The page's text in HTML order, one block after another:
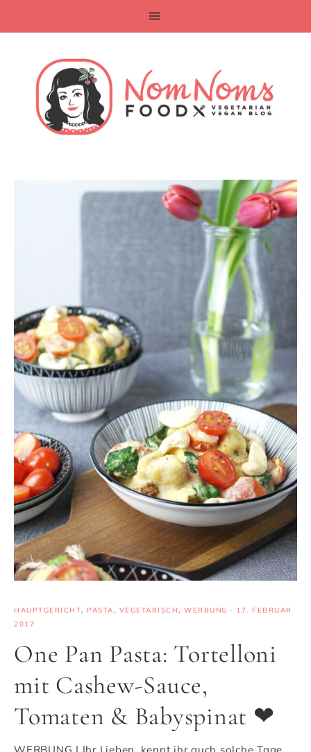
HAUPTGERICHT, PASTA, VEGETARISCH, WERBUNG · 17. FEBRUAR
2017
One Pan Pasta: Tortelloni
mit Cashew-Sauce,
Tomaten & Babyspinat ❤